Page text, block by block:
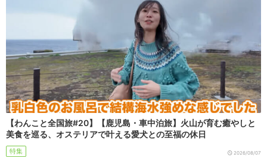
【わんこと全国旅#20】【鹿児島・車中泊旅】火山が育む癒やしと
美食を巡る、オステリアで叶える愛犬との至福の休日
特集 2026/08/07